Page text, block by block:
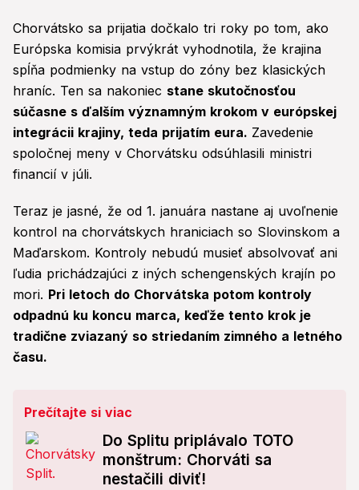
Chorvátsko sa prijatia dočkalo tri roky po tom, ako
Európska komisia prvýkrát vyhodnotila, že krajina
spĺňa podmienky na vstup do zóny bez klasických
hraníc. Ten sa nakoniec stane skutočnosťou
súčasne s ďalším významným krokom v európskej
integrácii krajiny, teda prijatím eura. Zavedenie
spoločnej meny v Chorvátsku odsúhlasili ministri
financií v júli.
Teraz je jasné, že od 1. januára nastane aj uvoľnenie
kontrol na chorvátskych hraniciach so Slovinskom a
Maďarskom. Kontroly nebudú musieť absolvovať ani
ľudia prichádzajúci z iných schengenských krajín po
mori. Pri letoch do Chorvátska potom kontroly
odpadnú ku koncu marca, keďže tento krok je
tradične zviazaný so striedaním zimného a letného
času.
Prečítajte si viac
Do Splitu priplávalo TOTO
monštrum: Chorváti sa
nestačili diviť!